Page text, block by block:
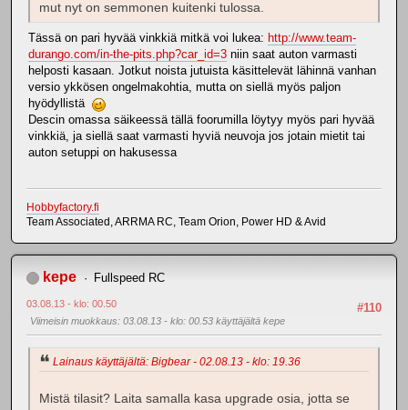
mut nyt on semmonen kuitenki tulossa.
Tässä on pari hyvää vinkkiä mitkä voi lukea: http://www.team-
durango.com/in-the-pits.php?car_id=3 niin saat auton varmasti
helposti kasaan. Jotkut noista jutuista käsittelevät lähinnä vanhan
versio ykkösen ongelmakohtia, mutta on siellä myös paljon
hyödyllistä
Descin omassa säikeessä tällä foorumilla löytyy myös pari hyvää
vinkkiä, ja siellä saat varmasti hyviä neuvoja jos jotain mietit tai
auton setuppi on hakusessa
Hobbyfactory.fi
Team Associated, ARRMA RC, Team Orion, Power HD & Avid
kepe Fullspeed RC
#110
03.08.13 - klo: 00.50
Viimeisin muokkaus: 03.08.13 - klo: 00.53 käyttäjältä kepe
Lainaus käyttäjältä: Bigbear - 02.08.13 - klo: 19.36
Mistä tilasit? Laita samalla kasa upgrade osia, jotta se